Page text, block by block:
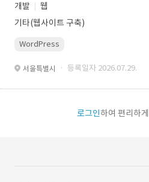
개발
웹
기타(웹사이트 구축)
WordPress
서울특별시 · 등록일자 2026.07.29.
로그인하여 편리하